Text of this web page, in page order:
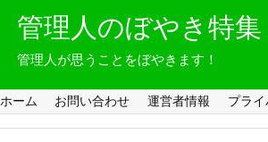
管理人のぼやき特集
管理人が思うことをぼやきます！
ホーム お問い合わせ 運営者情報 プラ